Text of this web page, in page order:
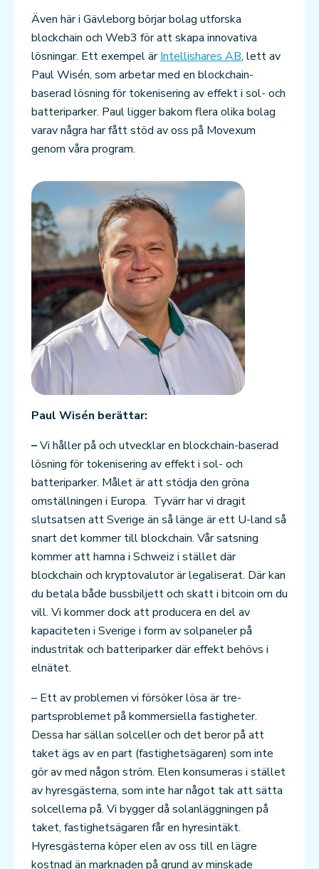
Även här i Gävleborg börjar bolag utforska
blockchain och Web3 för att skapa innovativa
lösningar. Ett exempel ärIntellishares AB, lett av
Paul Wisén, som arbetar med en blockchain-
baserad lösning för tokenisering av effekt i sol- och
batteriparker. Paul ligger bakom flera olika bolag
varav några har fått stöd av oss på Movexum
genom våra program.
Paul Wisén berättar:
–Vi håller på och utvecklar en blockchain-baserad
lösning för tokenisering av effekt i sol- och
batteriparker. Målet är att stödja den gröna
omställningen i Europa. Tyvärr har vi dragit
slutsatsen att Sverige än så länge är ett U-land så
snart det kommer till blockchain. Vår satsning
kommer att hamna i Schweiz i stället där
blockchain och kryptovalutor är legaliserat. Där kan
du betala både bussbiljett och skatt i bitcoin om du
vill. Vi kommer dock att producera en del av
kapaciteten i Sverige i form av solpaneler på
industritak och batteriparker där effekt behövs i
elnätet.
– Ett av problemen vi försöker lösa är tre-
partsproblemet på kommersiella fastigheter.
Dessa har sällan solceller och det beror på att
taket ägs av en part (fastighetsägaren) som inte
gör av med någon ström. Elen konsumeras i stället
av hyresgästerna, som inte har något tak att sätta
solcellerna på. Vi bygger då solanläggningen på
taket, fastighetsägaren får en hyresintäkt.
Hyresgästerna köper elen av oss till en lägre
kostnad än marknaden på grund av minskade